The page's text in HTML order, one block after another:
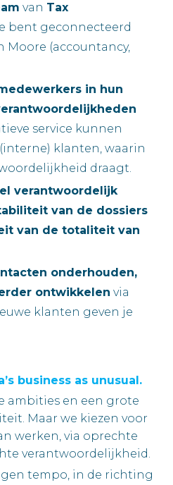
van Tax
bent geconnecteerd
Moore (accountancy,
in hun
service kunnen
klanten, waarin
draagt.
verantwoordelijk
van de dossiers
van de totaliteit van
onderhouden,
ontwikkelen via
klanten geven je
business as unusual.
ambities en een grote
Maar we kiezen voor
werken, via oprechte
verantwoordelijkheid.
tempo, in de richting